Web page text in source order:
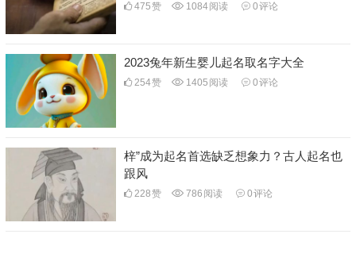
475赞 1084阅读 0评论
2023兔年新生婴儿起名取名字大全
254赞 1405 阅读 0评论
梓”成为起名首选缺乏想象力？古人起名也
跟风
228赞 786 阅读 0评论